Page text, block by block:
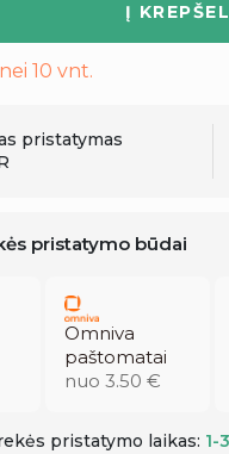
Į
10 vnt.
pristatymas
pristatymo būdai
Omniva
paštomatai
nuo 3.50 €
pristatymo laikas: 1-